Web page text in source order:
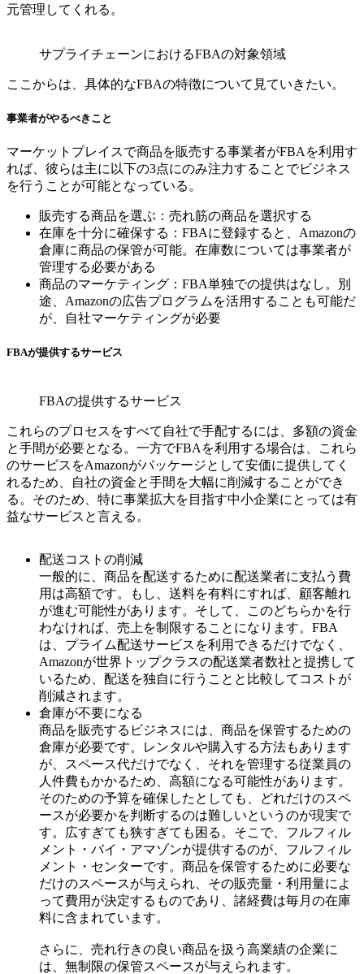
元管理してくれる。
サプライチェーンにおけるFBAの対象領域
ここからは、具体的なFBAの特徴について見ていきたい。
事業者がやるべきこと
マーケットプレイスで商品を販売する事業者がFBAを利用す
れば、彼らは主に以下の3点にのみ注力することでビジネス
を行うことが可能となっている。
販売する商品を選ぶ：売れ筋の商品を選択する
在庫を十分に確保する：FBAに登録すると、Amazonの
倉庫に商品の保管が可能。在庫数については事業者が
管理する必要がある
商品のマーケティング：FBA単独での提供はなし。別
途、Amazonの広告プログラムを活用することも可能だ
が、自社マーケティングが必要
FBAが提供するサービス
FBAの提供するサービス
これらのプロセスをすべて自社で手配するには、多額の資金
と手間が必要となる。一方でFBAを利用する場合は、これら
のサービスをAmazonがパッケージとして安価に提供してく
れるため、自社の資金と手間を大幅に削減することができ
る。そのため、特に事業拡大を目指す中小企業にとっては有
益なサービスと言える。
配送コストの削減
一般的に、商品を配送するために配送業者に支払う費
用は高額です。もし、送料を有料にすれば、顧客離れ
が進む可能性があります。そして、このどちらかを行
わなければ、売上を制限することになります。FBA
は、プライム配送サービスを利用できるだけでなく、
Amazonが世界トップクラスの配送業者数社と提携して
いるため、配送を独自に行うことと比較してコストが
削減されます。
倉庫が不要になる
商品を販売するビジネスには、商品を保管するための
倉庫が必要です。レンタルや購入する方法もあります
が、スペース代だけでなく、それを管理する従業員の
人件費もかかるため、高額になる可能性があります。
そのための予算を確保したとしても、どれだけのスペ
ースが必要かを判断するのは難しいというのが現実で
す。広すぎても狭すぎても困る。そこで、フルフィル
メント・バイ・アマゾンが提供するのが、フルフィル
メント・センターです。商品を保管するために必要な
だけのスペースが与えられ、その販売量・利用量によ
って費用が決定するものであり、諸経費は毎月の在庫
料に含まれています。
さらに、売れ行きの良い商品を扱う高業績の企業に
は、無制限の保管スペースが与えられます。